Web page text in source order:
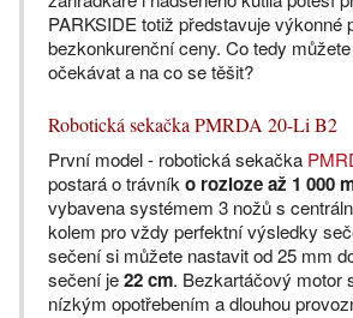
PARKSIDE totiž představuje výkonné
bezkonkurenční ceny. Co tedy
očekávat a na co se těšit?
Robotická sekačka PMRDA 20-Li B2
První model - robotická sekačka
postará o trávníko rozloze až 1 000
vybavena systémem 3 nožů s
kolem pro vždy perfektní výsledky
sečení si můžete nastavit od 25 mm
sečení je22 cm. Bezkartáčový motor
nízkým opotřebením a dlouhou